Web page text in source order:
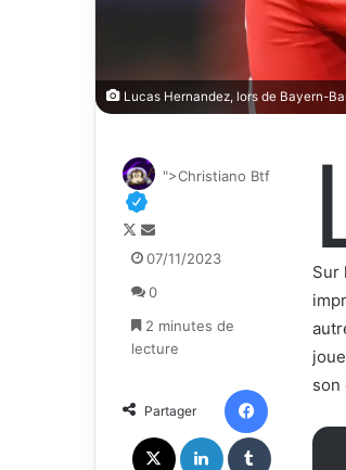
Lucas Hernandez, lors de Bayern-
Sur
son
">Christiano Btf
F
o
l
o
w
X
n
o
y
e
n
c
o
07/11/2023
0
2 minutes de
lecture
Partager